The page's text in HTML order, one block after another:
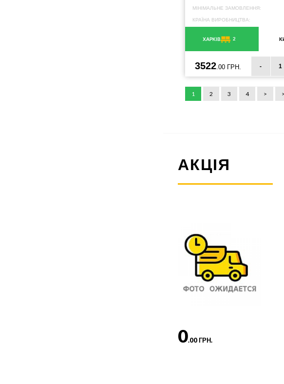
МІНІМАЛЬНЕ ЗАМОВЛЕННЯ:
КРАЇНА ВИРОБНИЦТВА:
ХАРКІВ 2
3522.00 ГРН. -
1 2 3 4 >
АКЦІЯ
0.00 ГРН.